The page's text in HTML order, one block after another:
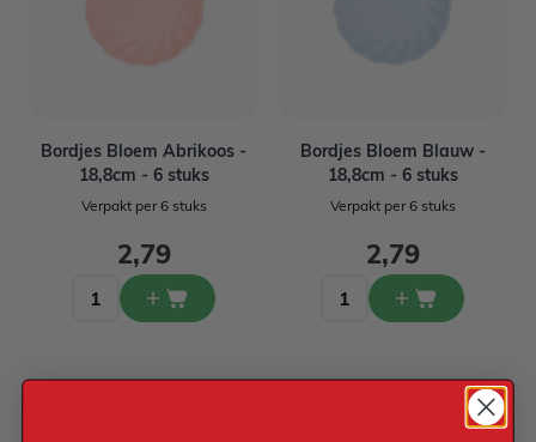
Bordjes Bloem Abrikoos -
18,8cm - 6 stuks
Verpakt per 6 stuks
2,79
Bordjes Bloem Blauw -
18,8cm - 6 stuks
Verpakt per 6 stuks
2,79